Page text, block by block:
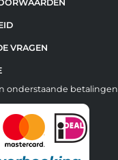
VRAGEN
onderstaande betalingen